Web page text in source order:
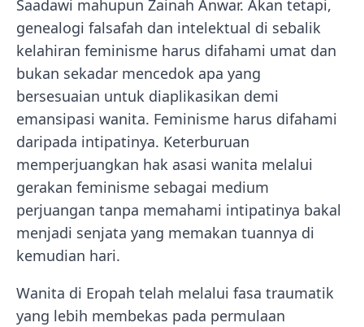
Saadawi mahupun Zainah Anwar. Akan tetapi,
genealogi falsafah dan intelektual di sebalik
kelahiran feminisme harus difahami umat dan
bukan sekadar mencedok apa yang
bersesuaian untuk diaplikasikan demi
emansipasi wanita. Feminisme harus difahami
daripada intipatinya. Keterburuan
memperjuangkan hak asasi wanita melalui
gerakan feminisme sebagai medium
perjuangan tanpa memahami intipatinya bakal
menjadi senjata yang memakan tuannya di
kemudian hari.
Wanita di Eropah telah melalui fasa traumatik
yang lebih membekas pada permulaan